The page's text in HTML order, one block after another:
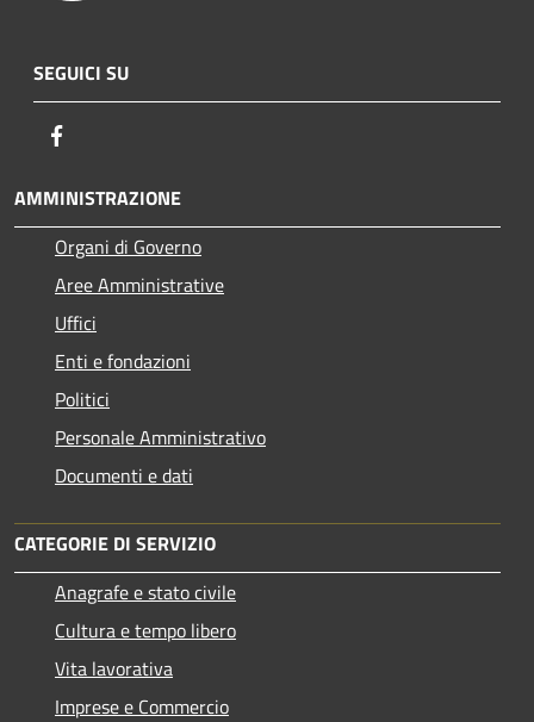
SEGUICI SU
AMMINISTRAZIONE
Organi di Governo
Aree Amministrative
Uffici
Enti e fondazioni
Politici
Personale Amministrativo
Documenti e dati
CATEGORIE DI SERVIZIO
Anagrafe e stato civile
Cultura e tempo libero
Vita lavorativa
Imprese e Commercio